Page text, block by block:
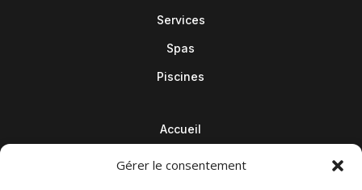
Gérer le consentement
Services
Spas
Piscines
Accueil